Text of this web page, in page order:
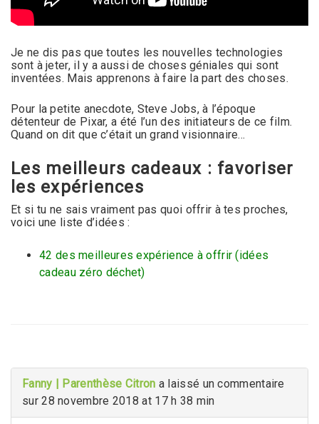
Je ne dis pas que toutes les nouvelles technologies
sont à jeter, il y a aussi de choses géniales qui sont
inventées. Mais apprenons à faire la part des choses.
Pour la petite anecdote, Steve Jobs, à l’époque
détenteur de Pixar, a été l’un des initiateurs de ce film.
Quand on dit que c’était un grand visionnaire…
Les meilleurs cadeaux : favoriser
les expériences
Et si tu ne sais vraiment pas quoi offrir à tes proches,
voici une liste d’idées :
42 des meilleures expérience à offrir (idées
cadeau zéro déchet)
Fanny | Parenthèse Citron a laissé un commentaire
sur 28 novembre 2018 at 17 h 38 min